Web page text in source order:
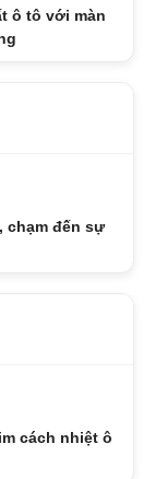
ô tô với màn
chạm đến sự
cách nhiệt ô